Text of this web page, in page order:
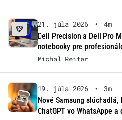
21. júla 2026 •
4m
Dell Precision a Dell Pro
notebooky pre
Michal Reiter
19. júla 2026 •
3m
Nové Samsung
ChatGPT vo WhatsAppe